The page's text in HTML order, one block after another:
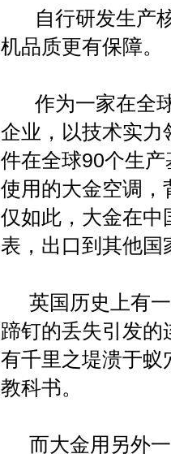
自行研发生产核
机品质更有保障。
作为一家在全球
企业，以技术实力
件在全球90个生
使用的大金空调，
仅如此，大金在中
表，出口到其他国
英国历史上有一
蹄钉的丢失引发
有千里之堤溃于蚁
教科书。
而大金用另外一